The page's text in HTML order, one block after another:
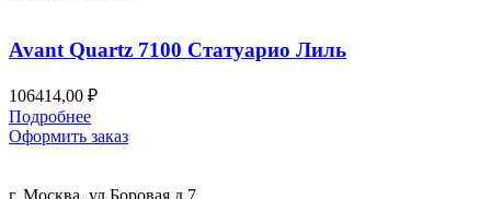
Avant Quartz 7100 Статуарио Лиль
106414,00 ₽
Подробнее
Оформить заказ
г. Москва, ул.Боровая д.7